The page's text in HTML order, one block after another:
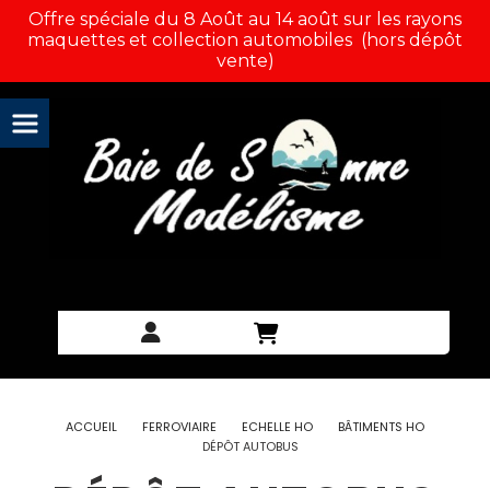
Offre spéciale du 8 Août au 14 août sur les rayons
maquettes et collection automobiles (hors dépôt
vente)
ACCUEIL FERROVIAIRE ECHELLE HO
BÂTIMENTS HO
DÉPÔT AUTOBUS
Panneau de gestion des cookies